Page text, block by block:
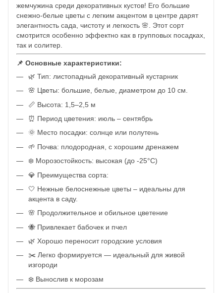
жемчужина среди декоративных кустов! Его большие
снежно-белые цветы с легким акцентом в центре дарят
элегантность сада, чистоту и легкость 🌸. Этот сорт
смотрится особенно эффектно как в групповых посадках,
так и солитер.
📌 Основные характеристики:
🌿 Тип: листопадный декоративный кустарник
🌸 Цветы: большие, белые, диаметром до 10 см.
📏 Высота: 1,5–2,5 м
⏰ Период цветения: июль – сентябрь
🌞 Место посадки: солнце или полутень
🌱 Почва: плодородная, с хорошим дренажем
❄️ Морозостойкость: высокая (до -25°C)
💎 Преимущества сорта:
🤍 Нежные белоснежные цветы – идеальны для
акцента в саду.
🌸 Продолжительное и обильное цветение
🐝 Привлекает бабочек и пчел
🌿 Хорошо переносит городские условия
✂️ Легко формируется — идеальный для живой
изгороди
❄️ Вынослив к морозам